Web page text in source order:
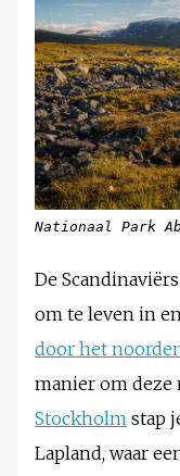
Nationaal Park
De
om te leven in
door het
manier om deze
Stockholm stap
Lapland, waar